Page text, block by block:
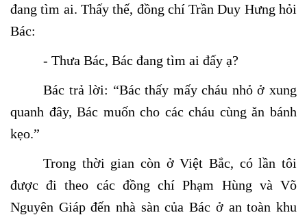
đang tìm ai. Thấy thế, đồng chí Trần Duy Hưng hỏi
Bác:
- Thưa Bác, Bác đang tìm ai đấy ạ?
Bác trả lời: “Bác thấy mấy cháu nhỏ ở xung
quanh đây, Bác muốn cho các cháu cùng ăn bánh
kẹo.”
Trong thời gian còn ở Việt Bắc, có lần tôi
được đi theo các đồng chí Phạm Hùng và Võ
Nguyên Giáp đến nhà sàn của Bác ở an toàn khu